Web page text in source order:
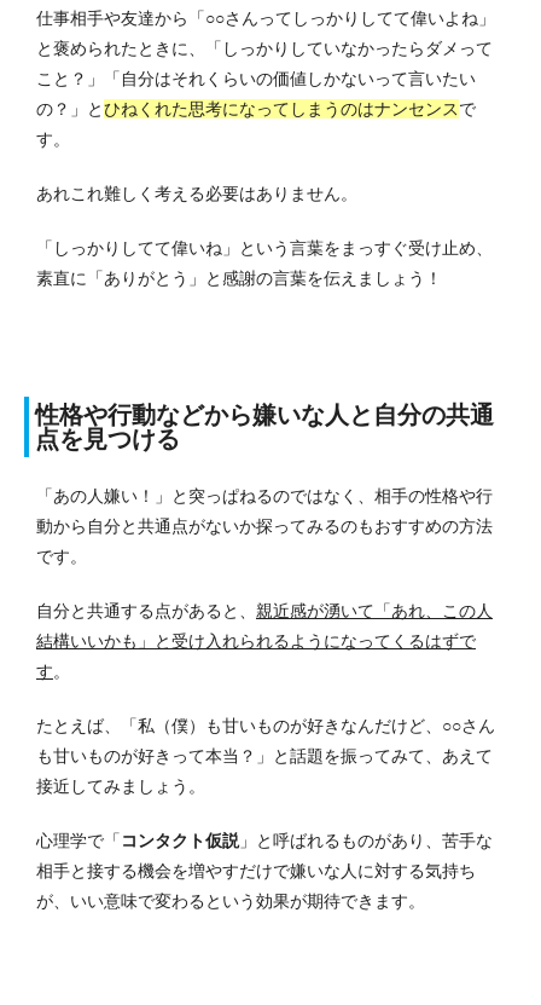
仕事相手や友達から「○○さんってしっかりしてて偉いよね」
と褒められたときに、「しっかりしていなかったらダメって
こと？」「自分はそれくらいの価値しかないって言いたい
の？」とひねくれた思考になってしまうのはナンセンスで
す。
あれこれ難しく考える必要はありません。
「しっかりしてて偉いね」という言葉をまっすぐ受け止め、
素直に「ありがとう」と感謝の言葉を伝えましょう！
性格や行動などから嫌いな人と自分の共通
点を見つける
「あの人嫌い！」と突っぱねるのではなく、相手の性格や行
動から自分と共通点がないか探ってみるのもおすすめの方法
です。
自分と共通する点があると、 親近感が湧いて「あれ、この人
結構いいかも」と受け入れられるようになってくるはずで
す。
たとえば、「私（僕）も甘いものが好きなんだけど、○○さん
も甘いものが好きって本当？」と話題を振ってみて、あえて
接近してみましょう。
心理学で「 コンタクト仮説」と呼ばれるものがあり、苦手な
相手と接する機会を増やすだけで嫌いな人に対する気持ち
が、いい意味で変わるという効果が期待できます。